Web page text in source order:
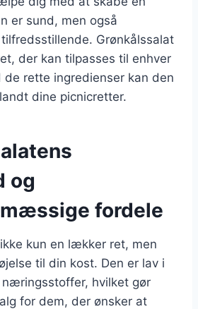
er sund, men også
Grønkålssalat
der kan tilpasses til enhver
de rette ingredienser kan den
dine picnicretter.
og
fordele
kun en lækker ret, men
til din kost. Den er lav i
næringsstoffer, hvilket gør
for dem, der ønsker at